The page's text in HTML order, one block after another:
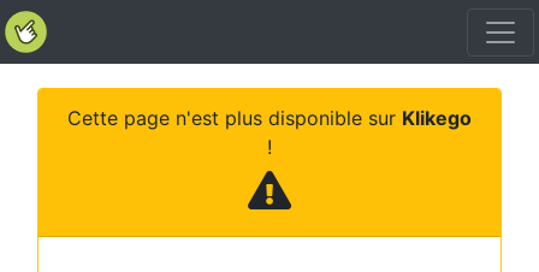
Cette page n'est plus disponible sur Klikego
!